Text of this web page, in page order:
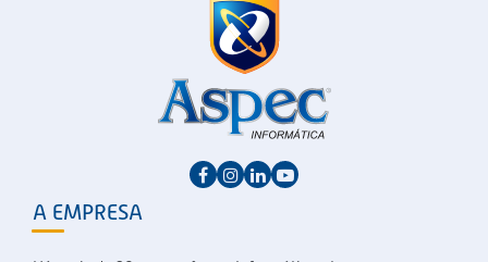
A EMPRESA